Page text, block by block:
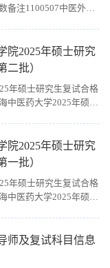
备注1100507中医外科
分子生物学15100601
中西医结合基
晖中药药理学
111105600中药杨铭中
院2025年硕士研究
二批）
年硕士研究生复试合格
中医药大学2025年硕士
批）予以公示（同一专
名称考生编号姓名备注
医内科学
内科学
大学深圳医院100506
100506中医内科学
院2025年硕士研究
一批）
年硕士研究生复试合格
中医药大学2025年硕士
批）予以公示（同一专
名称考生编号姓名
师及复试科目信息